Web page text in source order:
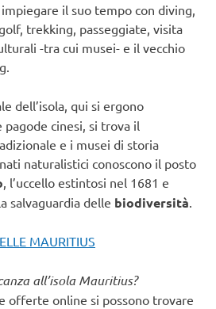
il suo tempo con diving,
trekking, passeggiate, visita
-tra cui musei- e il vecchio
dell’isola, qui si ergono
cinesi, si trova il
e i musei di storia
naturalistici conoscono il posto
, l’uccello estintosi nel 1681 e
salvaguardia delle biodiversità.
MAURITIUS
all’isola Mauritius?
offerte online si possono trovare